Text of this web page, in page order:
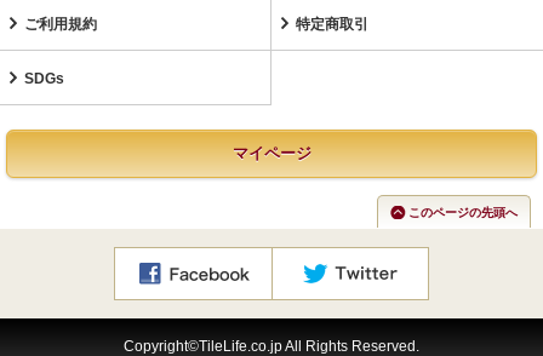
ご利用規約 特定商取引
SDGs
マイページ
このページの先頭へ
Copyright©TileLife.co.jp All Rights Reserved.